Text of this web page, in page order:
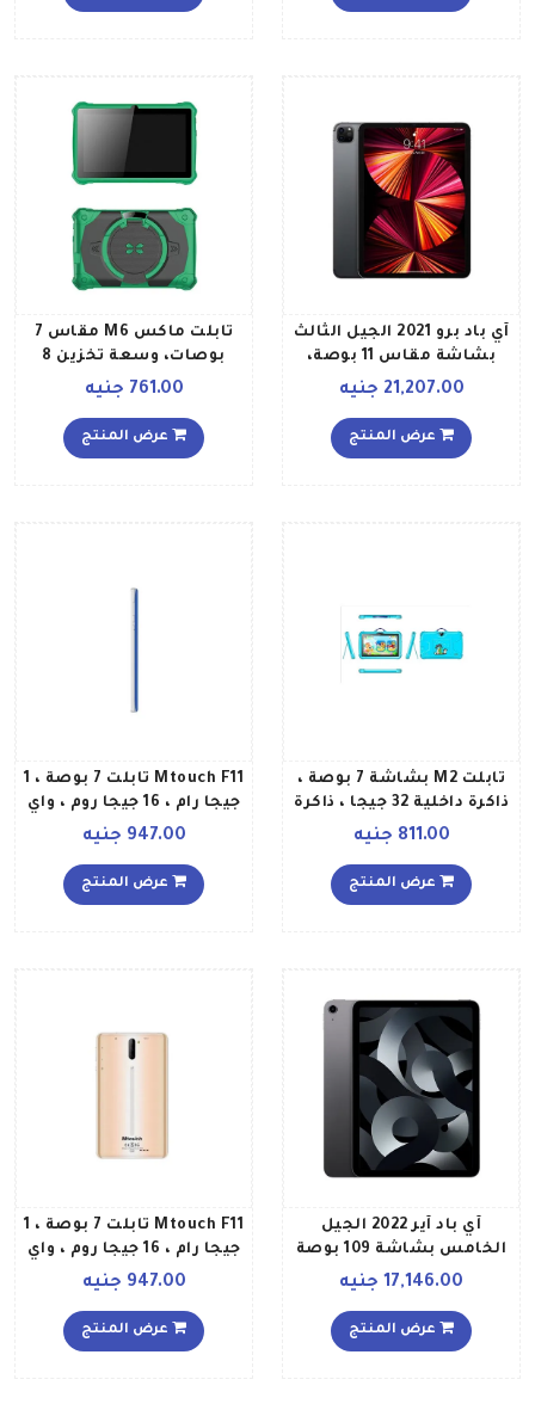
إصدار الشرق الأوسط، لون
آي باد برو 2021 الجيل الثالث
بشاشة مقاس 11 بوصة،
ومعالج برقاقة M1، وذاكرة
ويدعم تقنية الواي فاي
وتقنية 5G، مع تطبيق فيس
21,207.00 جنيه
عرض المنتج
تابلت ماكس M6 مقاس 7
بوصات، وسعة تخزين 8
جيجابايت، وذاكرة رام بسعة
متوفر بالألوان الأخضر
761.00 جنيه
عرض المنتج
تابلت M2 بشاشة 7 بوصة ،
ذاكرة داخلية 32 جيجا ، ذاكرة
وصول عشوائي 2 جيجا ، دعم
811.00 جنيه
عرض المنتج
Mtouch F11 تابلت 7 بوصة ، 1
جيجا رام ، 16 جيجا روم ، واي
فاي ، شريحتين أزرق
947.00 جنيه
عرض المنتج
آي باد آير 2022 الجيل
الخامس بشاشة 109 بوصة
وذاكرة داخلية 256 جيجابايت
رمادي فلكي إصدار عالمي
17,146.00 جنيه
عرض المنتج
Mtouch F11 تابلت 7 بوصة ، 1
جيجا رام ، 16 جيجا روم ، واي
فاي ، شريحتين ذهبي
947.00 جنيه
عرض المنتج